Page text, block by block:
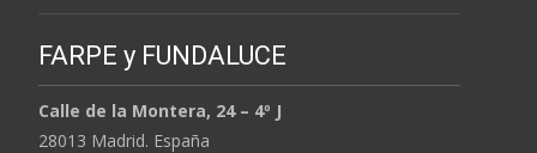
FARPE y FUNDALUCE
Calle de la Montera, 24 – 4º J
28013 Madrid. España